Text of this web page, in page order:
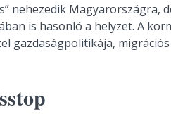
nehezedik Magyarországra,
is hasonló a helyzet. A
gazdaságpolitikája,